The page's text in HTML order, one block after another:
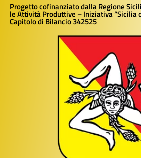
Progetto cofinanziato dalla Regione
le Attività Produttive – Iniziativa “Sicilia
Capitolo di Bilancio 342525